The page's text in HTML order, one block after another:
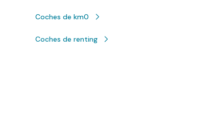
Coches de km0
Coches de renting